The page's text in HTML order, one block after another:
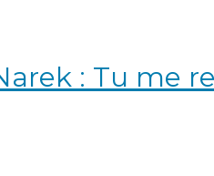
: Tu me